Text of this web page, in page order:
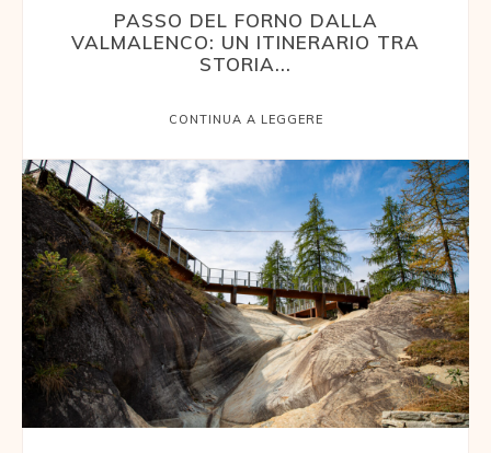
PASSO DEL FORNO DALLA
VALMALENCO: UN ITINERARIO TRA
STORIA...
CONTINUA A LEGGERE